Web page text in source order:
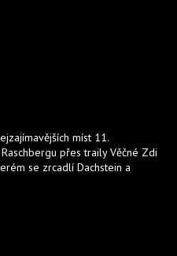
míst 11.
přes traily Věčné Zdi
se zrcadlí Dachstein a